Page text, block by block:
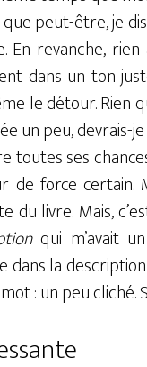
peut-être, je
revanche,
dans un ton
le détour. Rien
un peu, devrais-
toutes ses
de force
du livre. Mais,
qui m’avait
la
: un peu